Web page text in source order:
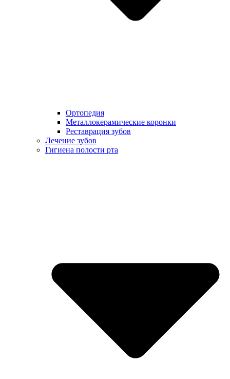
Ортопедия
Металлокерамические коронки
Реставрация зубов
Лечение зубов
Гигиена полости рта